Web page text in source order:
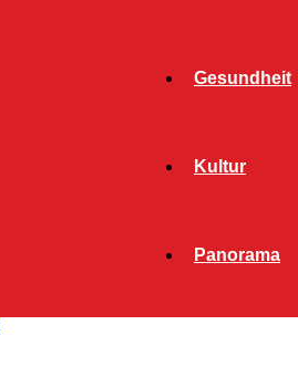
Gesundheit
Kultur
Panorama